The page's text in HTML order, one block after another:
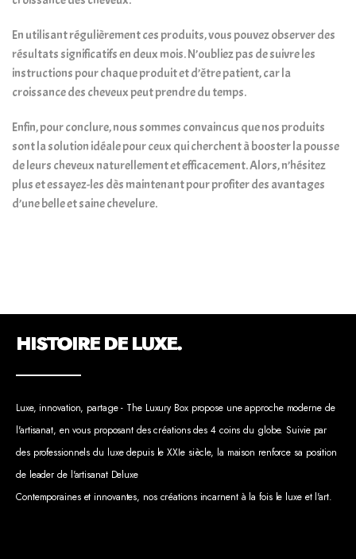
En utilisant régulièrement ces produits, vous pouvez observer des
résultats significatifs en deux mois. N’oubliez pas de suivre les
instructions pour chaque produit et d’être patient, car la
croissance des cheveux peut prendre du temps.
Enfin, pour conclure, nous sommes convaincus que nos produits
sont la solution idéale pour ceux qui cherchent à booster la pousse
de leurs cheveux naturellement et efficacement. Alors, n’hésitez
plus et essayez-les dès maintenant pour profiter des avantages
d’une belle et saine chevelure.
HISTOIRE DE LUXE.
Luxe, innovation, partage - The Luxury Box propose une approche moderne de
l'artisanat, en vous proposant des créations des 4 coins du globe. Suivie par
des professionnels du luxe depuis le XXIe siècle, la maison renforce sa position
de leader de l'artisanat Deluxe
Contemporaines et innovantes, nos créations incarnent à la fois le luxe et l'art.